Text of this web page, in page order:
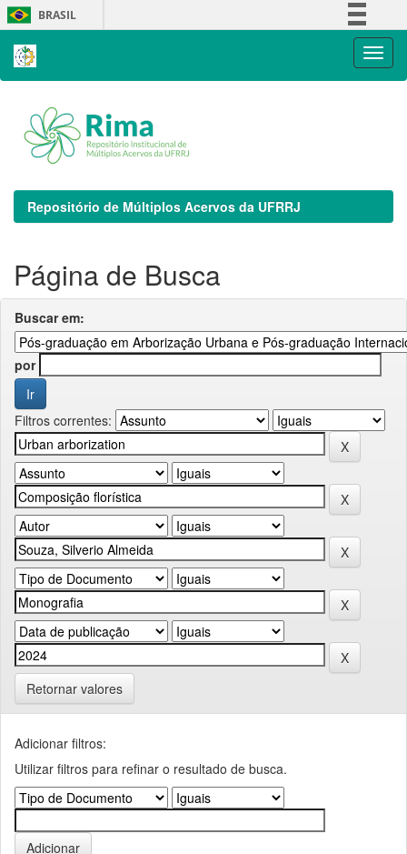
Skip
navigation
BRASIL
Repositório de Múltiplos Acervos da UFRRJ
Página de Busca
Buscar em:
por
Filtros correntes:
Retornar valores
Adicionar filtros:
Utilizar filtros para refinar o resultado de busca.